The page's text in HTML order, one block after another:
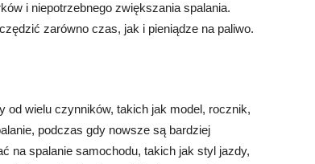
i niepotrzebnego zwiększania spalania.
zarówno czas, jak i pieniądze na paliwo.
od wielu czynników, takich jak model, rocznik,
podczas gdy nowsze są bardziej
na spalanie samochodu, takich jak styl jazdy,